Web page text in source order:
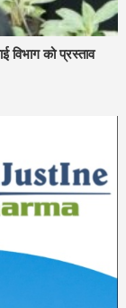
विभाग को प्रस्ताव